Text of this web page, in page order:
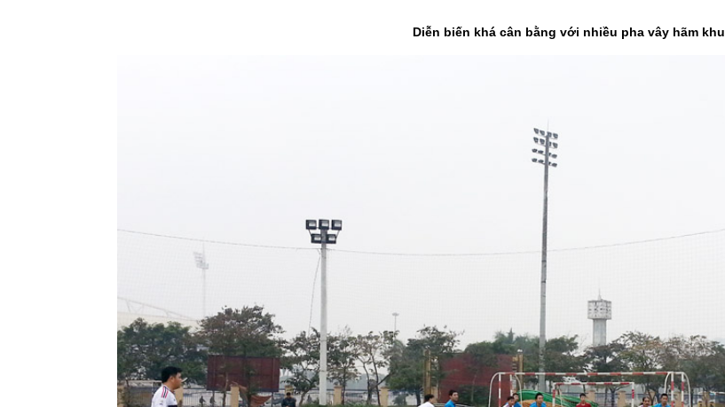
Diễn biến khá cân bằng với nhiều pha vây hãm